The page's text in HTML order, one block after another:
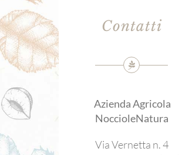
Contatti
Azienda Agricola
NoccioleNatura
Via Vernetta n. 4